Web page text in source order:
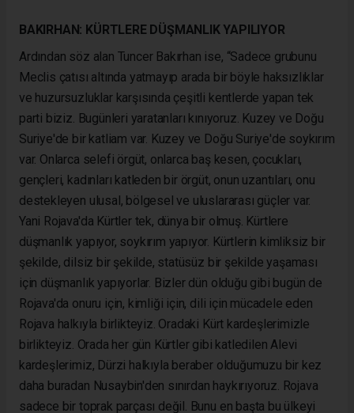
BAKIRHAN: KÜRTLERE DÜŞMANLIK YAPILIYOR
Ardından söz alan Tuncer Bakırhan ise, “Sadece grubunu
Meclis çatısı altında yatmayıp arada bir böyle haksızlıklar
ve huzursuzluklar karşısında çeşitli kentlerde yapan tek
parti biziz. Bugünleri yaratanları kınıyoruz. Kuzey ve Doğu
Suriye'de bir katliam var. Kuzey ve Doğu Suriye'de soykırım
var. Onlarca selefi örgüt, onlarca baş kesen, çocukları,
gençleri, kadınları katleden bir örgüt, onun uzantıları, onu
destekleyen ulusal, bölgesel ve uluslararası güçler var.
Yani Rojava'da Kürtler tek, dünya bir olmuş. Kürtlere
düşmanlık yapıyor, soykırım yapıyor. Kürtlerin kimliksiz bir
şekilde, dilsiz bir şekilde, statüsüz bir şekilde yaşaması
için düşmanlık yapıyorlar. Bizler dün olduğu gibi bugün de
Rojava'da onuru için, kimliği için, dili için mücadele eden
Rojava halkıyla birlikteyiz. Oradaki Kürt kardeşlerimizle
birlikteyiz. Orada her gün Kürtler gibi katledilen Alevi
kardeşlerimiz, Dürzi halkıyla beraber olduğumuzu bir kez
daha buradan Nusaybin'den sınırdan haykırıyoruz. Rojava
sadece bir toprak parçası değil. Bunu en başta bu ülkeyi